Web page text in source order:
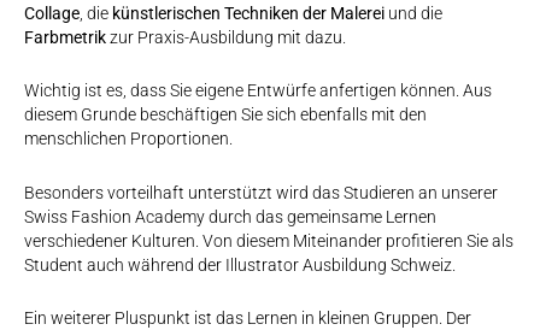
Collage , die künstlerischen Techniken der Malerei und die
Farbmetrikzur Praxis-Ausbildung mit dazu.
Wichtig ist es, dass Sie eigene Entwürfe anfertigen können. Aus
diesem Grunde beschäftigen Sie sich ebenfalls mit den
menschlichen Proportionen.
Besonders vorteilhaft unterstützt wird das Studieren an unserer
Swiss Fashion Academy durch das gemeinsame Lernen
verschiedener Kulturen. Von diesem Miteinander profitieren Sie als
Student auch während der Illustrator Ausbildung Schweiz.
Ein weiterer Pluspunkt ist das Lernen in kleinen Gruppen. Der